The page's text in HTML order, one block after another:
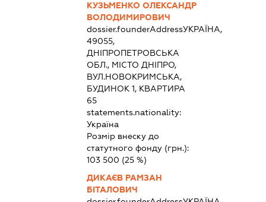
КУЗЬМЕНКО ОЛЕКСАНДР
ВОЛОДИМИРОВИЧ
dossier.founderAddressУКРАЇНА,
49055,
ДНІПРОПЕТРОВСЬКА
ОБЛ., МІСТО ДНІПРО,
ВУЛ.НОВОКРИМСЬКА,
БУДИНОК 1, КВАРТИРА
65
statements.nationality:
Україна
Розмір внеску до
статутного фонду (грн.):
103 500 (25 %)
ДИКАЄВ РАМЗАН
БІТАЛОВИЧ